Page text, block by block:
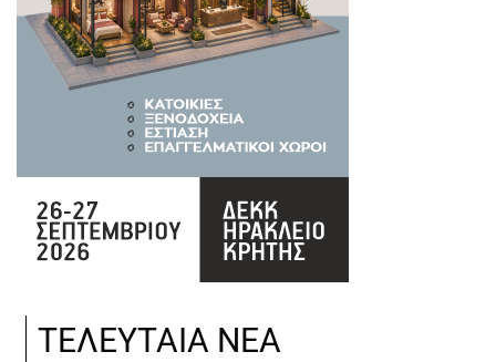
ΤΕΛΕΥΤΑΙΑ ΝΕΑ